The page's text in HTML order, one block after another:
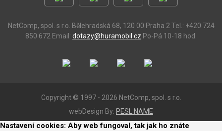
NetComp, spol. s r.o. Bělehradská 68, 120 00 Praha 2 Tel.: +420 724
850 672 Email: dotazy@huramobil.cz Po-Pá 10-18 hod.
Copyright © 1997 - 2026 NetComp, spol. s r.o.
webDesign By: PESL.NAME
Nastavení cookies: Aby web fungoval, tak jak ho znáte